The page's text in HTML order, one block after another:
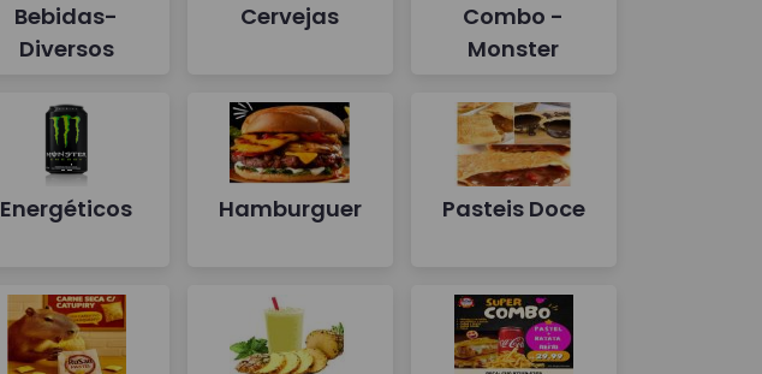
Bebidas-
Diversos
Cervejas
Combo -
Monster
Energéticos Hamburguer Pasteis Doce